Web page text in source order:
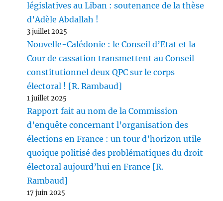
législatives au Liban : soutenance de la thèse
d’Adèle Abdallah !
3 juillet 2025
Nouvelle-Calédonie : le Conseil d’Etat et la
Cour de cassation transmettent au Conseil
constitutionnel deux QPC sur le corps
électoral ! [R. Rambaud]
1 juillet 2025
Rapport fait au nom de la Commission
d’enquête concernant l’organisation des
élections en France : un tour d’horizon utile
quoique politisé des problématiques du droit
électoral aujourd’hui en France [R.
Rambaud]
17 juin 2025